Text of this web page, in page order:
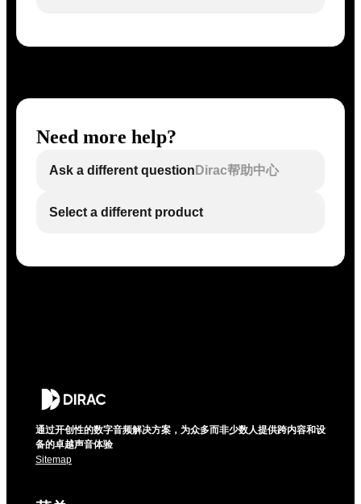
Need more help?
Ask a different question Dirac帮助中心
Select a different product
通过开创性的数字音频解决方案，为众多而非少数人提供跨内容和设
备的卓越声音体验
Sitemap